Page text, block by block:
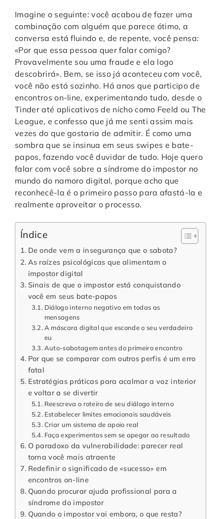
Imagine o seguinte: você acabou de fazer uma
combinação com alguém que parece ótimo, a
conversa está fluindo e, de repente, você pensa:
«Por que essa pessoa quer falar comigo?
Provavelmente sou uma fraude e ela logo
descobrirá». Bem, se isso já aconteceu com você,
você não está sozinho. Há anos que participo de
encontros on-line, experimentando tudo, desde o
Tinder até aplicativos de nicho como Feeld ou The
League, e confesso que já me senti assim mais
vezes do que gostaria de admitir. É como uma
sombra que se insinua em seus swipes e bate-
papos, fazendo você duvidar de tudo. Hoje quero
falar com você sobre a síndrome do impostor no
mundo do namoro digital, porque acho que
reconhecê-la é o primeiro passo para afastá-la e
realmente aproveitar o processo.
Índice
De onde vem a insegurança que o sabota?
As raízes psicológicas que alimentam o
impostor digital
Sinais de que o impostor está conquistando
você em seus bate-papos
Diálogo interno negativo em todas as
mensagens
A máscara digital que esconde o seu verdadeiro
eu
Auto-sabotagem antes do primeiro encontro
Por que se comparar com outros perfis é um erro
fatal
Estratégias práticas para acalmar a voz interior
e voltar a se divertir
Reescreva o roteiro de seu diálogo interno
Estabelecer limites emocionais saudáveis
Criar um sistema de apoio real
Faça experimentos sem se apegar ao resultado
O paradoxo da vulnerabilidade: parecer real
torna você mais atraente
Redefinir o significado de «sucesso» em
encontros on-line
Quando procurar ajuda profissional para a
síndrome do impostor
Quando o impostor vai embora, o que resta?